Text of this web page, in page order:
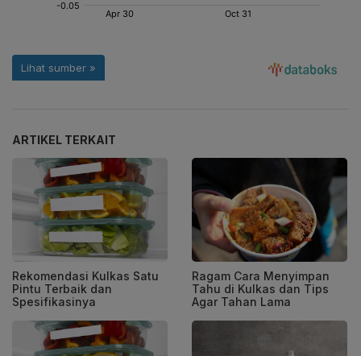
ARTIKEL TERKAIT
Rekomendasi Kulkas Satu
Pintu Terbaik dan
Spesifikasinya
Ragam Cara Menyimpan
Tahu di Kulkas dan Tips
Agar Tahan Lama